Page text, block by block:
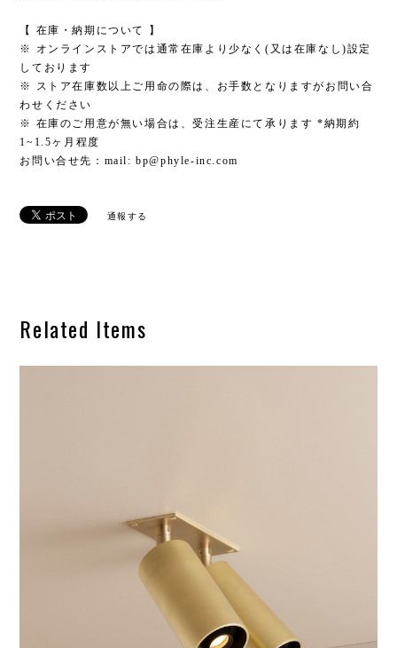
【 在庫・納期について 】
※ オンラインストアでは通常在庫より少なく(又は在庫なし)設定
しております
※ ストア在庫数以上ご用命の際は、お手数となりますがお問い合
わせください
※ 在庫のご用意が無い場合は、受注生産にて承ります *納期約
1~1.5ヶ月程度
お問い合せ先：mail:bp@phyle-inc.com
通報する
Related Items